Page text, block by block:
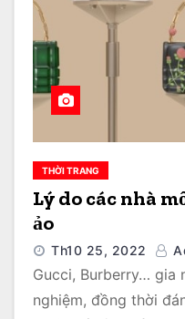
THỜI TRANG
Lý do các nhà
ảo
Th10 25, 2022
Gucci, Burberry… gia
nghiệm, đồng thời